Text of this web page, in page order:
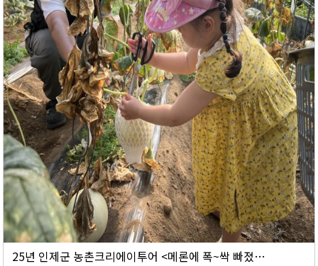
25년 인제군 농촌크리에이투어 <메론에 폭~싹 빠졌수다> 후기